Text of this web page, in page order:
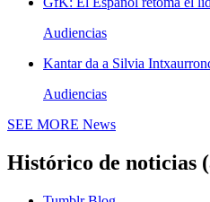
Audiencias
Kantar da a Silvia
Audiencias
SEE MORE News
Histórico de noticias